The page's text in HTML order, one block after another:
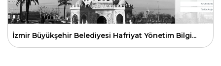
İzmir Büyükşehir Belediyesi Hafriyat Yönetim Bilgi...